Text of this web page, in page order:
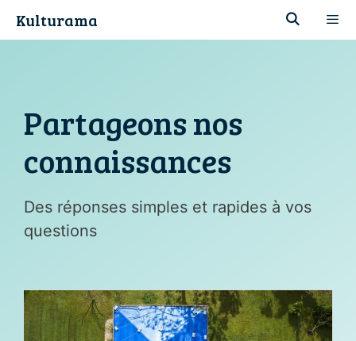
Kulturama
Partageons nos
connaissances
Des réponses simples et rapides à vos
questions